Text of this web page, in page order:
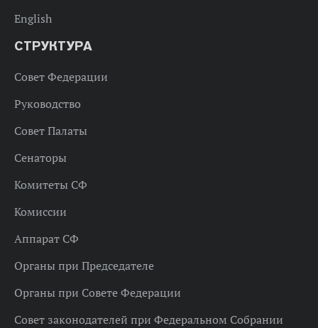
English
СТРУКТУРА
Совет Федерации
Руководство
Совет Палаты
Сенаторы
Комитеты СФ
Комиссии
Аппарат СФ
Органы при Председателе
Органы при Совете Федерации
Совет законодателей при Федеральном Собрании